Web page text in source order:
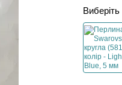
Виберіть